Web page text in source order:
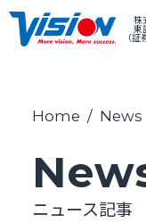
株
東
（
Home / News
ニュース記事